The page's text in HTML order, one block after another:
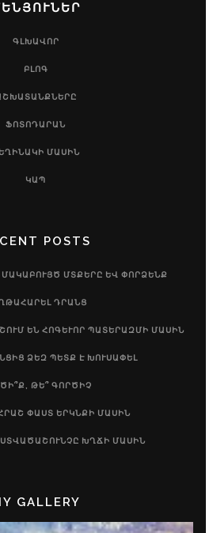
ԳԼԽԱՎՈՐ
ԲԼՈԳ
ՖՈՏՈԴԱՐԱՆ
ՄԱՍԻՆ
ԿԱՊ
POSTS
ՄՏՔԵՐԸ ԵՎ ՓՈՐՁԵՆՔ
ԴՐԱՆՑ
ԵՆ ՀՈԳԵՒՈՐ ՊԱՏԵՐԱԶՄԻ ՄԱՍԻՆ
ՁԵԶ ՊԵՏՔ Է ԽՈՒՍԱՓԵԼ
ԹԵ՞ ԳՈՐԾԻՉ
ՓԱՍՏ ԵՐԿՆՔԻ ՄԱՍԻՆ
ԽՂՃԻ ՄԱՍԻՆ
GALLERY